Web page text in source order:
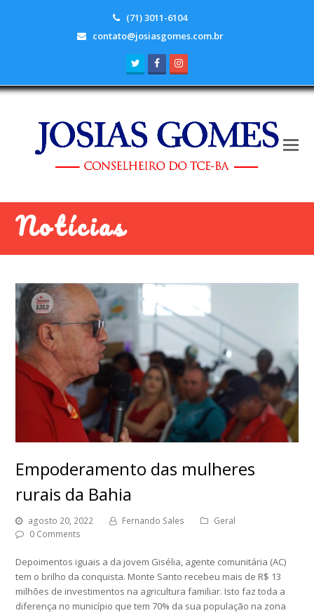
(71) 3011-6104
contato@josiasgomes.com.br
TwitterFacebook
Notícias
Empoderamento das mulheres
rurais da Bahia
agosto 20, 2022 Fernando Sales
Geral
0 Comments
Depoimentos iguais a da jovem Gisélia, agente comunitária (AC)
tem o brilho da conquista. Monte Santo recebeu mais de R$ 13
milhões de investimentos na agricultura familiar. Isto faz toda a
diferença no município que tem 70% da sua população na zona